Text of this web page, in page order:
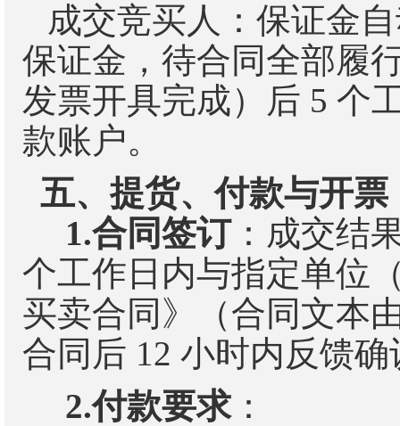
成交竞买人：保证金
保证金，待合同全部履
发票开具完成）后 5 个
款账户。
五、提货、付款与开票
1.合同签订：成交结
个工作日内与指定单位
买卖合同》（合同文本
合同后 12 小时内反馈
2.付款要求：